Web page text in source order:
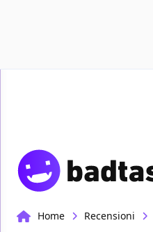
Home Recensioni